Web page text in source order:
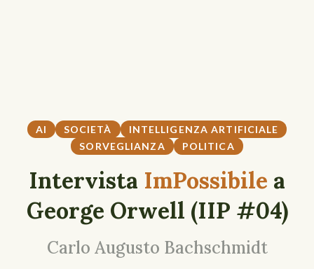
AI SOCIETÀ
INTELLIGENZA ARTIFICIALE
SORVEGLIANZA
POLITICA
Intervista ImPossibile a
George Orwell (IIP #04)
Carlo Augusto Bachschmidt